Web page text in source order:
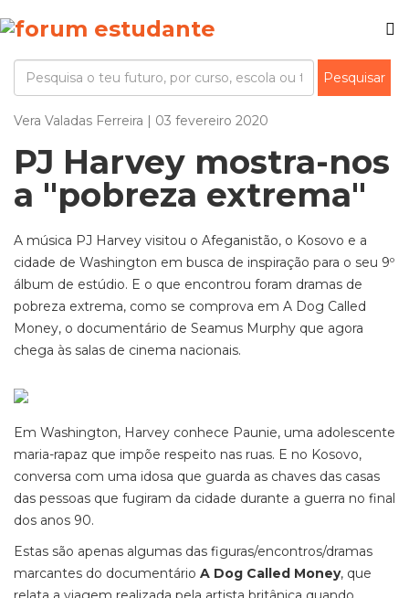
Vera Valadas Ferreira | 03 fevereiro 2020
PJ Harvey mostra-nos
a "pobreza extrema"
A música PJ Harvey visitou o Afeganistão, o Kosovo e a
cidade de Washington em busca de inspiração para o seu 9º
álbum de estúdio. E o que encontrou foram dramas de
pobreza extrema, como se comprova em A Dog Called
Money, o documentário de Seamus Murphy que agora
chega às salas de cinema nacionais.
Em Washington, Harvey conhece Paunie, uma adolescente
maria-rapaz que impõe respeito nas ruas. E no Kosovo,
conversa com uma idosa que guarda as chaves das casas
das pessoas que fugiram da cidade durante a guerra no final
dos anos 90.
Estas são apenas algumas das figuras/encontros/dramas
marcantes do documentário A Dog Called Money, que